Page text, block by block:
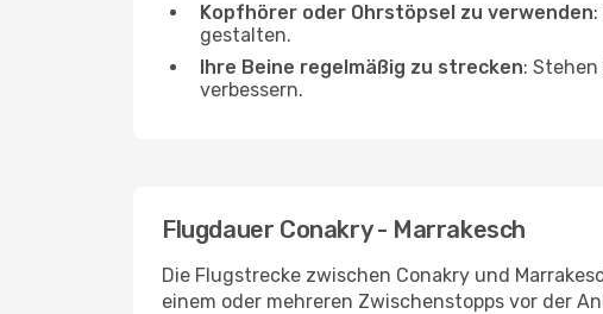
Kopfhörer oder Ohrstöpsel zu verwenden
gestalten.
Ihre Beine regelmäßig zu strecken:
verbessern.
Flugdauer Conakry - Marrakesch
Die Flugstrecke zwischen Conakry und
einem oder mehreren Zwischenstopps vor der